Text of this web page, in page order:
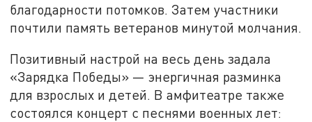
благодарности потомков. Затем участники
почтили память ветеранов минутой молчания.
Позитивный настрой на весь день задала
«Зарядка Победы» — энергичная разминка
для взрослых и детей. В амфитеатре также
состоялся концерт с песнями военных лет: